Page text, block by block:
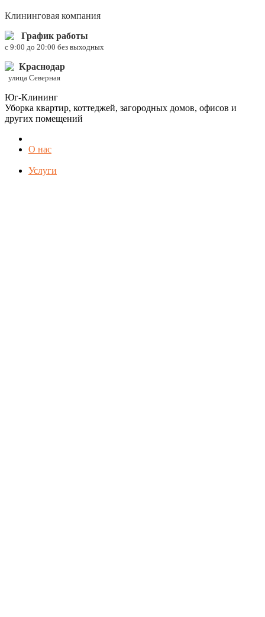
Клининговая компания
График работы
c 9:00 до 20:00 без выходных
Краснодар
улица Северная
Юг-Клининг
Уборка квартир, коттеджей, загородных домов, офисов и
других помещений
О нас
Услуги